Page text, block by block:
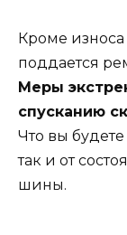
Кроме
поддается
Меры
спусканию
Что вы будете
так и от
шины.